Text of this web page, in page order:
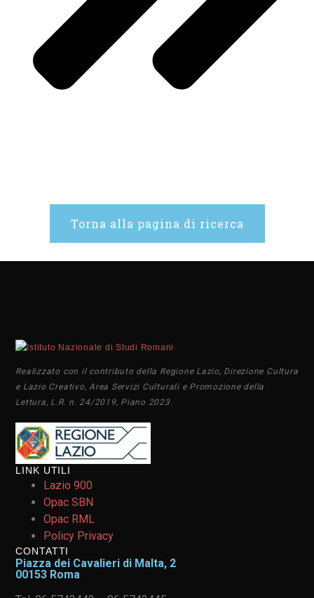
Torna alla pagina di ricerca
Realizzato con il contributo della Regione Lazio, Direzione Cultura
e Lazio Creativo, Area Servizi Culturali e Promozione della
Lettura, L.R. n. 24/2019, Piano 2023.
LINK UTILI
Lazio 900
Opac SBN
Opac RML
Policy Privacy
CONTATTI
Piazza dei Cavalieri di Malta, 2
00153 Roma